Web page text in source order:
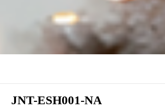
JNT-ESH001-NA